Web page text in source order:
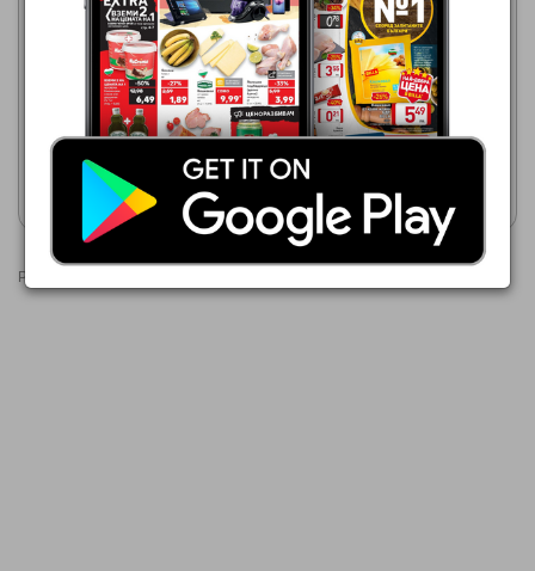
06.08.2026 - 12.08.2026
LIVITY Оризов чипс
Покажи брошурата
BILLA
06.08.2026 - 12.08.2026
0,99 €
BILLA Тортила чипс
Покажи брошурата
Реклами